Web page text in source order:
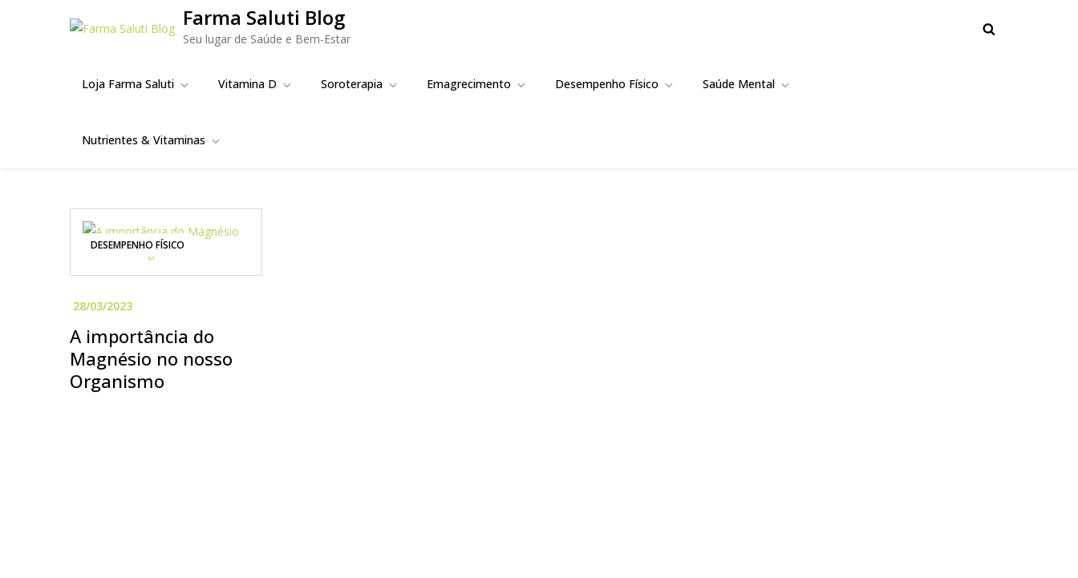
Farma Saluti Blog
Seu lugar de Saúde e Bem-Estar
Loja Farma Saluti Vitamina D Soroterapia Emagrecimento Desempenho Físico Saúde Mental
Nutrientes & Vitaminas
DESEMPENHO FÍSICO
A importância do
Magnésio no nosso
Organismo